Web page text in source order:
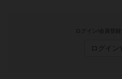
ログイン/会員登録
ログイン